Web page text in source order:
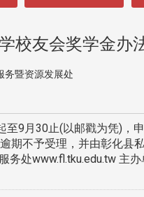
校友会奖学金办
务暨资源发展处
至9月30止(以邮戳为凭)，
期不予受理，并由彰化县
务处www.fl.tku.edu.tw 主